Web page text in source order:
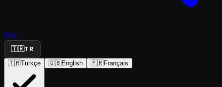
Ara...
🇹🇷TR
🇹🇷Türkçe 🇬🇧English 🇫🇷Français